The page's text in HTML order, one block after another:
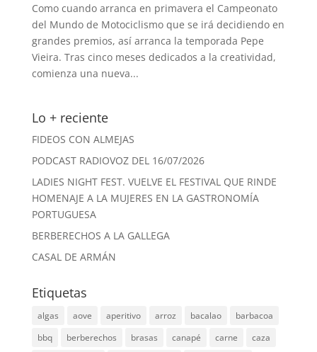
Como cuando arranca en primavera el Campeonato
del Mundo de Motociclismo que se irá decidiendo en
grandes premios, así arranca la temporada Pepe
Vieira. Tras cinco meses dedicados a la creatividad,
comienza una nueva...
Lo + reciente
FIDEOS CON ALMEJAS
PODCAST RADIOVOZ DEL 16/07/2026
LADIES NIGHT FEST. VUELVE EL FESTIVAL QUE RINDE
HOMENAJE A LA MUJERES EN LA GASTRONOMÍA
PORTUGUESA
BERBERECHOS A LA GALLEGA
CASAL DE ARMÁN
Etiquetas
algas aove aperitivo arroz bacalao
barbacoa
bbq
berberechos brasas canapé carne
caza